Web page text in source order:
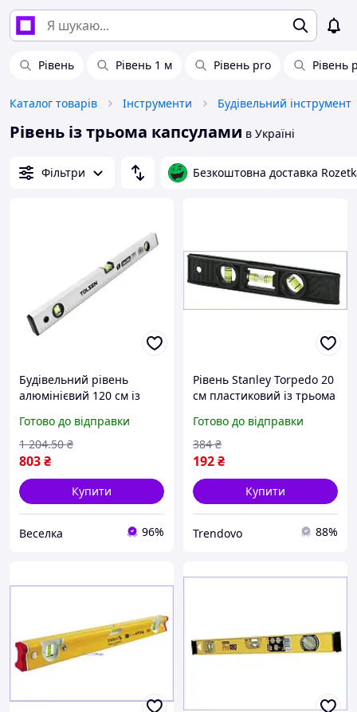
Рівень Рівень 1 м Рівень pro Рівень
Каталог товарів Інструменти Будівельний інструмент
Рівень із трьома капсулами в Україні
Фільтри Безкоштовна доставка
Будівельний рівень
алюмінієвий 120 см із
точних вимірювань
горизонталі та вертикалі
FLAME
Готово до відправки
803₴
1 204.50 ₴
Купити
Веселка 96%
Рівень Stanley Torpedo 20
см пластиковий із трьома
розмічення та
вимірювання
Готово до відправки
192₴
384 ₴
Купити
Trendovo 88%